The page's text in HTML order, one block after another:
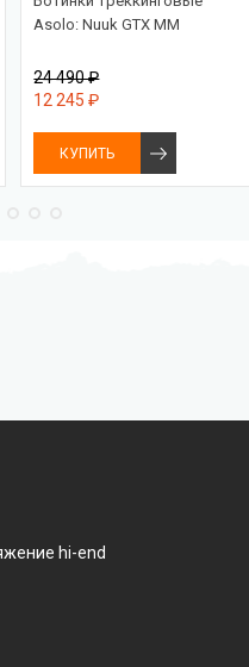
Asolo: Nuuk GTX MM
24 490 ₽
12 245 ₽
КУПИТЬ
hi-end